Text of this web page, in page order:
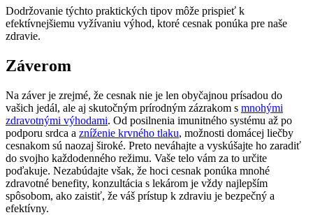
Dodržovanie týchto praktických tipov môže prispieť k
efektívnejšiemu vyžívaniu výhod, ktoré cesnak ponúka pre naše
zdravie.
Záverom
Na záver je zrejmé, že cesnak nie je len obyčajnou prísadou do
vašich jedál, ale aj skutočným prírodným zázrakom s mnohými
zdravotnými výhodami. Od posilnenia imunitného systému až po
podporu srdca a zníženie krvného tlaku, možnosti domácej liečby
cesnakom sú naozaj široké. Preto neváhajte a vyskúšajte ho zaradiť
do svojho každodenného režimu. Vaše telo vám za to určite
poďakuje. Nezabúdajte však, že hoci cesnak ponúka mnohé
zdravotné benefity, konzultácia s lekárom je vždy najlepším
spôsobom, ako zaistiť, že váš prístup k zdraviu je bezpečný a
efektívny.